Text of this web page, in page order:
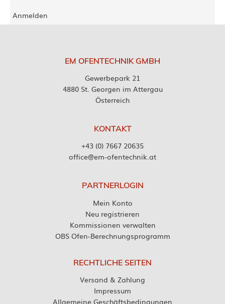
Anmelden
EM OFENTECHNIK GMBH
Gewerbepark 21
4880 St. Georgen im Attergau
Österreich
KONTAKT
+43 (0) 7667 20635
office@em-ofentechnik.at
PARTNERLOGIN
Mein Konto
Neu registrieren
Kommissionen verwalten
OBS Ofen-Berechnungsprogramm
RECHTLICHE SEITEN
Versand & Zahlung
Impressum
Allgemeine Geschäftsbedingungen